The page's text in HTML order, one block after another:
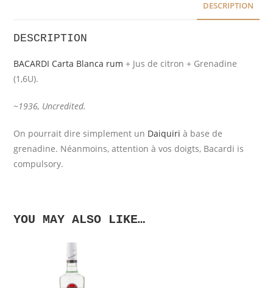
DESCRIPTION
DESCRIPTION
BACARDI Carta Blanca rum + Jus de citron + Grenadine
(1,6U).
~1936, Uncredited.
On pourrait dire simplement un Daiquiri à base de
grenadine. Néanmoins, attention à vos doigts, Bacardi is
compulsory.
YOU MAY ALSO LIKE…